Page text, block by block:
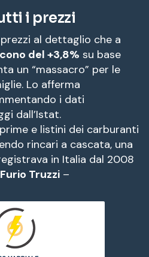
i prezzi
al dettaglio che a
del +3,8% su base
un “massacro” per le
Lo afferma
i dati
dall’Istat.
e listini dei carburanti
rincari a cascata, una
in Italia dal 2008
Furio Truzzi –